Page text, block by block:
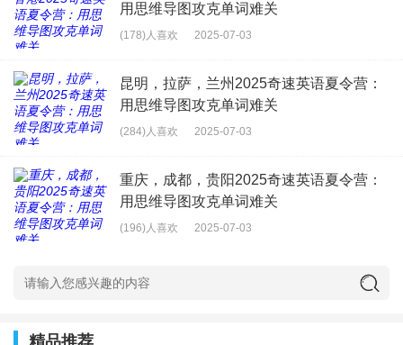
用思维导图攻克单词难关
(178)人喜欢 2025-07-03
昆明，拉萨，兰州2025奇速英语夏令营：
用思维导图攻克单词难关
(284)人喜欢 2025-07-03
重庆，成都，贵阳2025奇速英语夏令营：
用思维导图攻克单词难关
(196)人喜欢 2025-07-03
精品推荐